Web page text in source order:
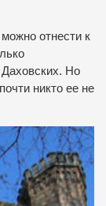
отнести к
Но
никто ее не